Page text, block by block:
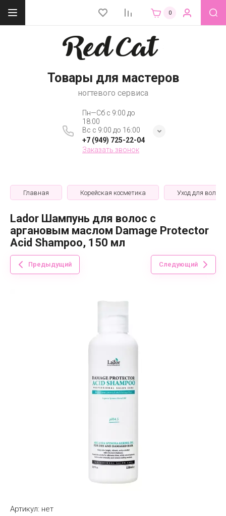
0
Товары для мастеров
ногтевого сервиса
Пн—Сб с 9:00 до
18:00
Вс с 9:00 до 16:00
+7 (949) 725-22-04
Заказать звонок
Главная Корейская косметика Уход для волос
Lador Шампунь для волос с
аргановым маслом Damage Protector
Acid Shampoo, 150 мл
Предыдущий Следующий
Артикул: нет